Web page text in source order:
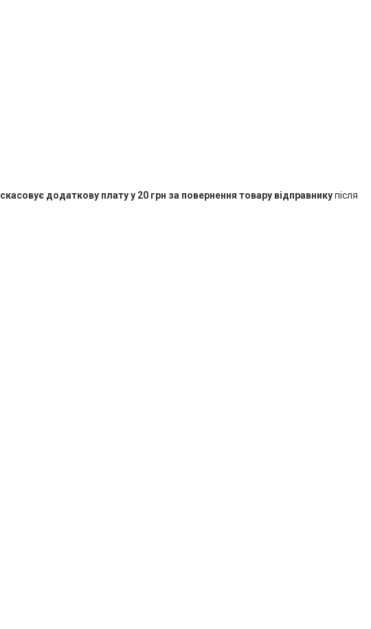
скасовує додаткову плату у 20 грн за повернення товару відправникупісля